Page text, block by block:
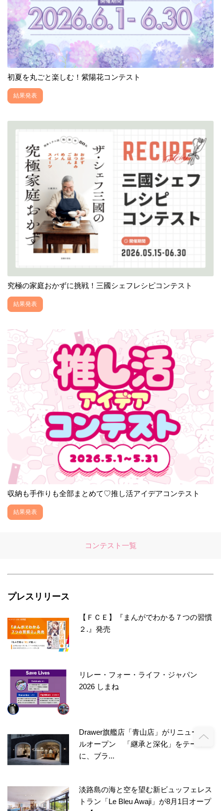
初夏を丸ごと楽しむ！紫陽花コンテスト
結果発表
究極の家庭おかずに挑戦！三國シェフレシピコンテスト
結果発表
収納も手作りも全部まとめて♡推し活アイデアコンテスト
結果発表
コンテスト一覧
プレスリリース
【ＦＣＥ】『まんがでわかる７つの習慣
２.』発売
リレー・フォー・ライフ・ジャパン
2026 しまね
Drawer旗艦店「青山店」がリニューア
ルオープン 「継承と深化」をテーマ
に、ブラ...
淡路島の海と空を望む新ビュッフェレス
トラン「Le Bleu Awaji」が8月1日オープ